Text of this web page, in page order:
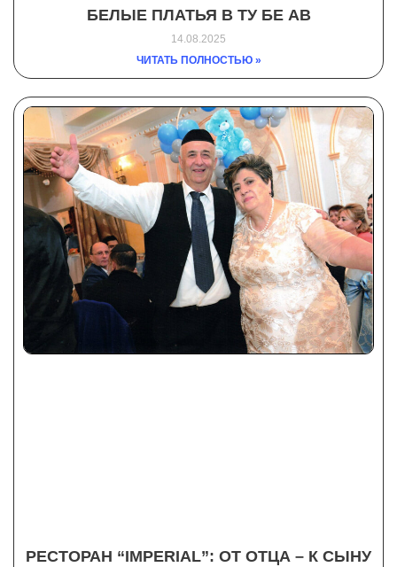
БЕЛЫЕ ПЛАТЬЯ В ТУ БЕ АВ
14.08.2025
ЧИТАТЬ ПОЛНОСТЬЮ »
РЕСТОРАН “IMPERIAL”: ОТ ОТЦА – К СЫНУ